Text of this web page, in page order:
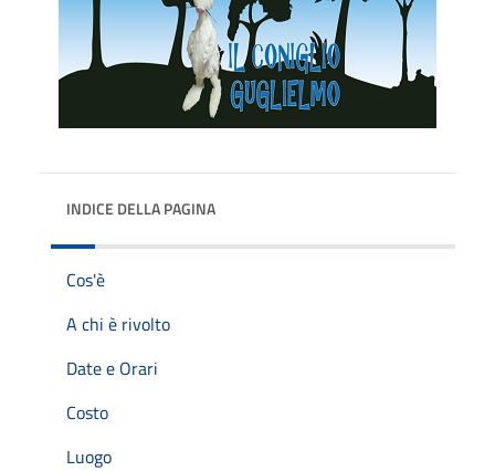
INDICE DELLA PAGINA
Cos'è
A chi è rivolto
Date e Orari
Costo
Luogo